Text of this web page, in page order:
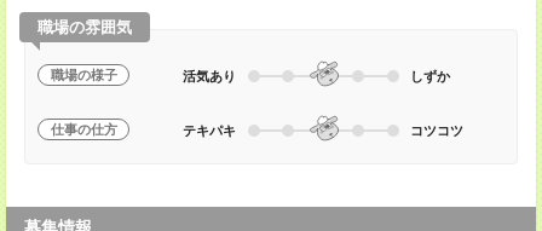
職場の雰囲気
職場の様子 活気あり しずか
仕事の仕方 テキパキ コツコツ